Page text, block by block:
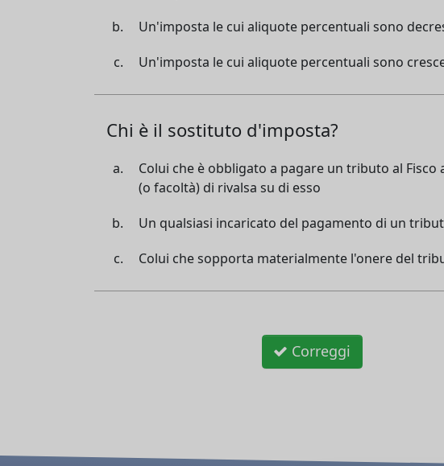
Un'imposta le cui aliquote percentuali sono
Un'imposta le cui aliquote percentuali sono
Chi è il sostituto d'imposta?
Colui che è obbligato a pagare un tributo al
(o facoltà) di rivalsa su di esso
Un qualsiasi incaricato del pagamento di un
Colui che sopporta materialmente l'onere del
Correggi